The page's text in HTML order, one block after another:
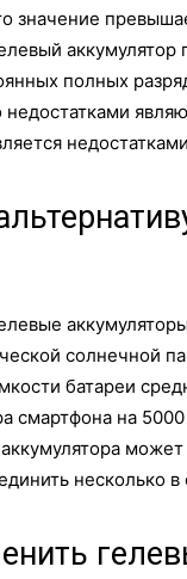
значение
полных
солнечной
батареи
смартфона на
несколько в